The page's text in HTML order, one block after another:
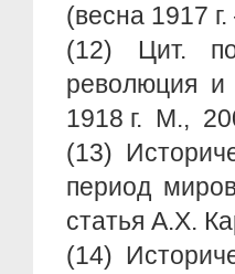
(весна 1917
(12) Цит.
революция
1918 г. М.,
(13)
период
статья А.Х.
(14)